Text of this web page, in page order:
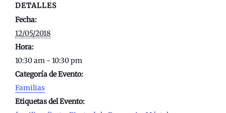
DETALLES
Fecha:
12/05/2018
Hora:
10:30 am - 10:30 pm
Categoría de Evento:
Familias
Etiquetas del Evento: